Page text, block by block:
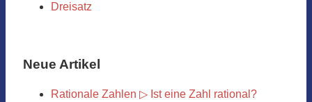
Dreisatz
Neue Artikel
Rationale Zahlen ▷ Ist eine Zahl rational?